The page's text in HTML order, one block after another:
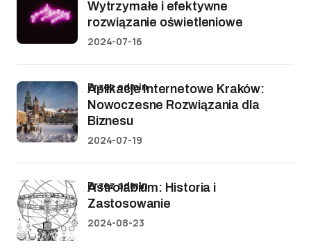
Wytrzymałe i efektywne
rozwiązanie oświetleniowe
2024-07-16
Aplikacje Internetowe Kraków:
Nowoczesne Rozwiązania dla
Biznesu
przez admin
2024-07-19
Astrolabium: Historia i
Zastosowanie
przez admin
2024-08-23